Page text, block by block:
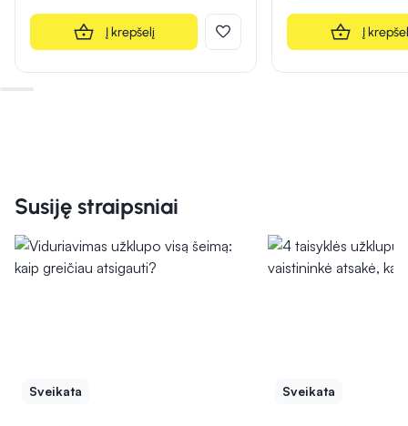
Į krepšelį Į
Susiję straipsniai
Sveikata Sveikata